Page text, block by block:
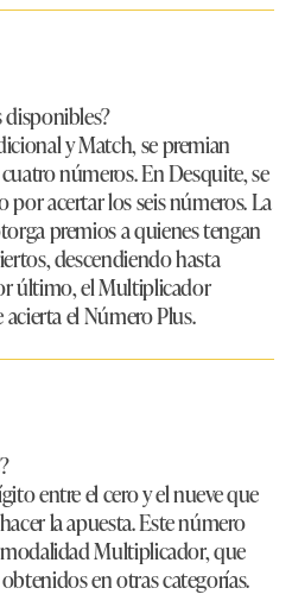
disponibles?
y Match, se premian
números. En Desquite, se
acertar los seis números. La
premios a quienes tengan
descendiendo hasta
último, el Multiplicador
el Número Plus.
entre el cero y el nueve que
la apuesta. Este número
Multiplicador, que
en otras categorías.